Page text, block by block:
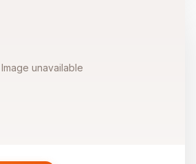
Image unavailable